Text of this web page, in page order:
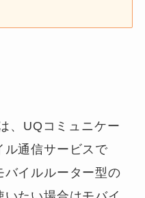
、UQコミュニケー
ル通信サービスで
イルルーター型の